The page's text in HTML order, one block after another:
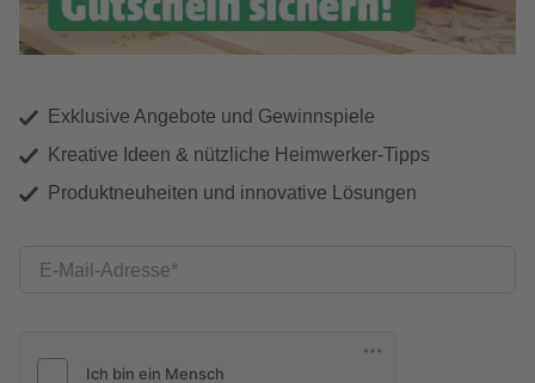
Exklusive Angebote und Gewinnspiele
Kreative Ideen & nützliche Heimwerker-Tipps
Produktneuheiten und innovative Lösungen
E-Mail-Adresse